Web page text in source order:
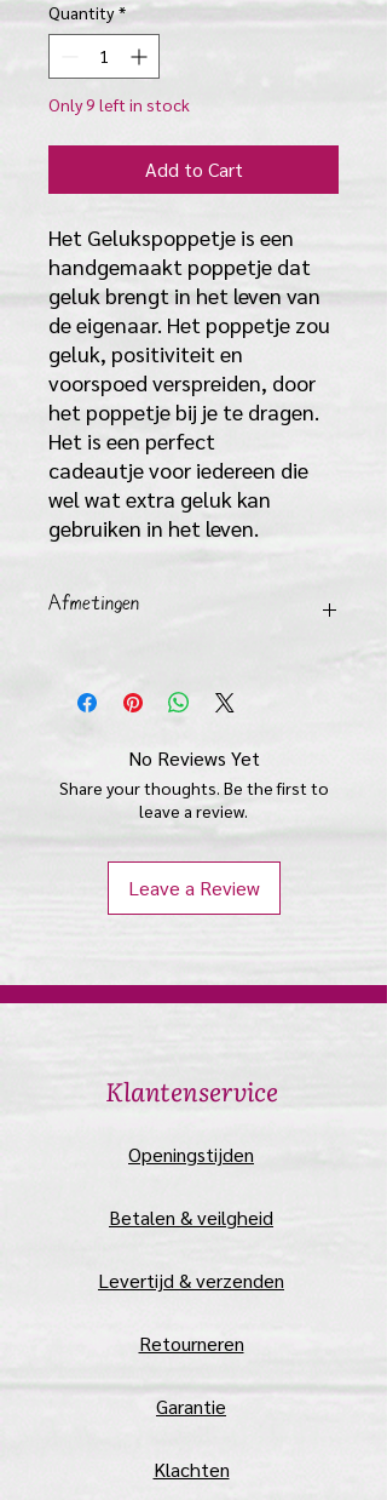
Quantity *
Only 9 left in stock
Add to Cart
Het Gelukspoppetje is een
handgemaakt poppetje dat
geluk brengt in het leven van
de eigenaar. Het poppetje zou
geluk, positiviteit en
voorspoed verspreiden, door
het poppetje bij je te dragen.
Het is een perfect
cadeautje voor iedereen die
wel wat extra geluk kan
gebruiken in het leven.
Afmetingen
poppetje is L 15 cm x B 1,5 cm x D
No Reviews Yet
Share your thoughts. Be the first to
leave a review.
Leave a Review
​Klantenservice
​Openingstijden
Betalen & veilgheid
Levertijd & verzenden
Retourneren
Garantie
Klachten